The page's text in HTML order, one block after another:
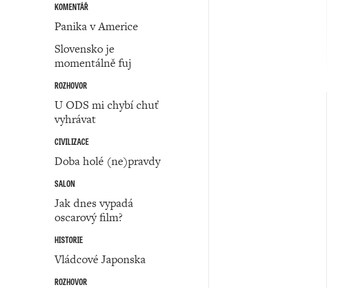
KOMENTÁŘ
Panika v Americe
Slovensko je
momentálně fuj
ROZHOVOR
U ODS mi chybí chuť
vyhrávat
CIVILIZACE
Doba holé (ne)pravdy
SALON
Jak dnes vypadá
oscarový film?
HISTORIE
Vládcové Japonska
ROZHOVOR